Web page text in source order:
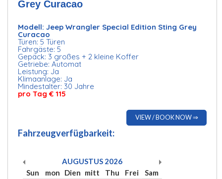
Grey Curacao
Modell: Jeep Wrangler Special Edition Sting Grey
Curacao
Türen: 5 Türen
Fahrgäste: 5
Gepäck: 3 großes + 2 kleine Koffer
Getriebe: Automat
Leistung: Ja
Klimaanlage: Ja
Mindestalter: 30 Jahre
pro Tag € 115
VIEW / BOOK NOW ⇒
Fahrzeugverfügbarkeit:
AUGUSTUS 2026
Sun
mon Dien mitt Thu Frei
Sam